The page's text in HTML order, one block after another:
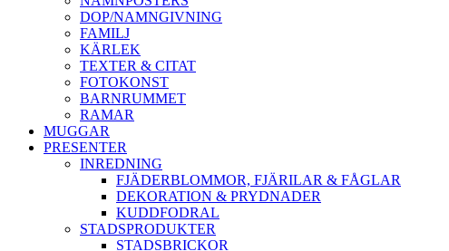
DOP/NAMNGIVNING
FAMILJ
KÄRLEK
TEXTER & CITAT
FOTOKONST
BARNRUMMET
RAMAR
MUGGAR
PRESENTER
INREDNING
FJÄDERBLOMMOR, FJÄRILAR & FÅGLAR
DEKORATION & PRYDNADER
KUDDFODRAL
STADSPRODUKTER
STADSBRICKOR